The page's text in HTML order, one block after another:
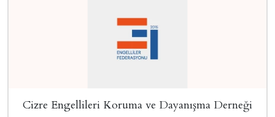
Cizre Engellileri Koruma ve Dayanışma Derneği